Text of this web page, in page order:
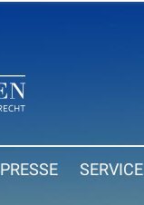
PRESSE SERVICE